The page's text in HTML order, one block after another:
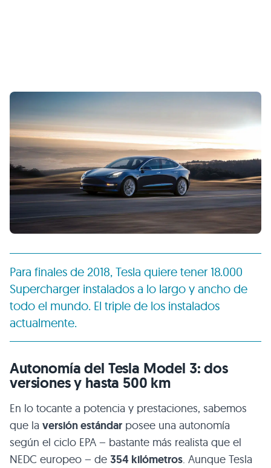
Para finales de 2018, Tesla quiere tener 18.000
Supercharger instalados a lo largo y ancho de
todo el mundo. El triple de los instalados
actualmente.
Autonomía del Tesla Model 3: dos
versiones y hasta 500 km
En lo tocante a potencia y prestaciones, sabemos
que la versión estándar posee una autonomía
según el ciclo EPA – bastante más realista que el
NEDC europeo – de 354 kilómetros. Aunque Tesla